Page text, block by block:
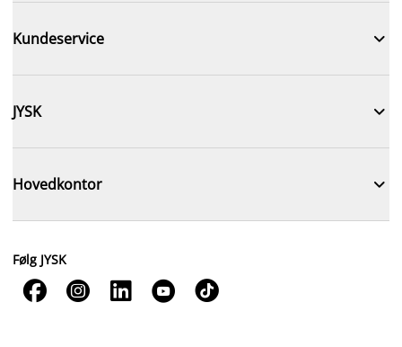
Kundeservice 
JYSK 
Hovedkontor 
Følg JYSK
    